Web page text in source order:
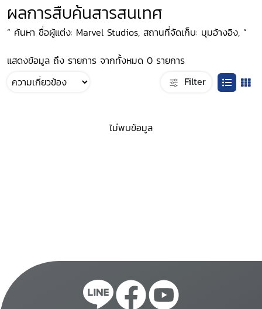
ผลการสืบค้นสารสนเทศ
“ ค้นหา ชื่อผู้แต่ง: Marvel Studios, สถานที่จัดเก็บ: มุมอ้างอิง, ”
แสดงข้อมูล ถึง รายการ จากทั้งหมด 0 รายการ
Filter
ไม่พบข้อมูล